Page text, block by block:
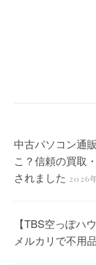
中古パソコン通
こ？信頼の買取
されました 2026
【TBS空っぽハ
メルカリで不用